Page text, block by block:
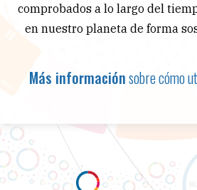
comprobados a lo largo del
en nuestro planeta de forma
Más informaciónsobre cómo